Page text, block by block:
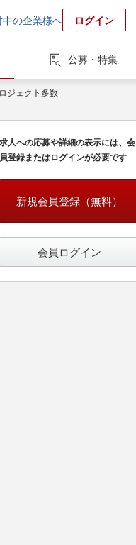
の企業様へ ログイン
公募・特集
ジェクト多数
求人への応募や詳細の表示には、会
員登録またはログインが必要です
新規会員登録（無料）
会員ログイン